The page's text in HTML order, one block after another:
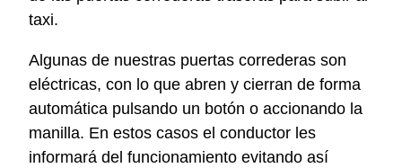
taxi.
Algunas de nuestras puertas correderas son
eléctricas, con lo que abren y cierran de forma
automática pulsando un botón o accionando la
manilla. En estos casos el conductor les
informará del funcionamiento evitando así